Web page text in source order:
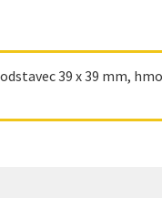
39 x 39 mm,